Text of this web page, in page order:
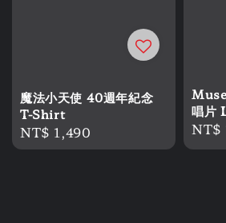
魔法小天使 40週年紀念
T-Shirt
Regular
price
NT$ 1,490
唱片
price
NT$